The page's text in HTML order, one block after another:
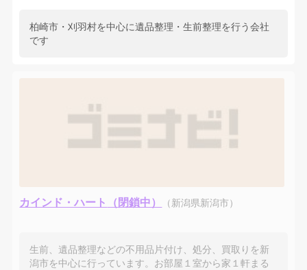
柏崎市・刈羽村を中心に遺品整理・生前整理を行う会社
です
カインド・ハート （新潟県新潟市）
生前、遺品整理などの不用品片付け、処分、買取りを新
潟市を中心に行っています。お部屋１室から家１軒まる